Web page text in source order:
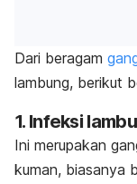
Dari beragam
lambung, berikut
1. Infeksi
Ini merupakan
kuman, biasanya